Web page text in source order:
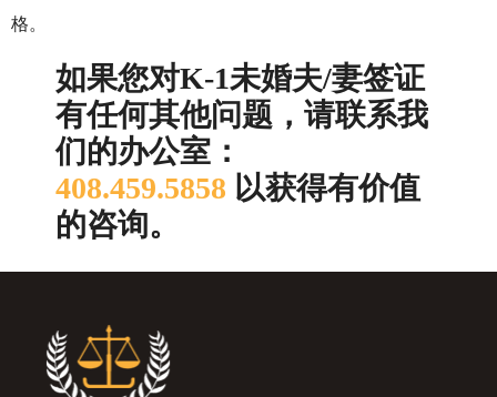
格。
如果您对K-1未婚夫/妻签证
有任何其他问题，请联系我
们的办公室：
408.459.5858 以获得有价值
的咨询。